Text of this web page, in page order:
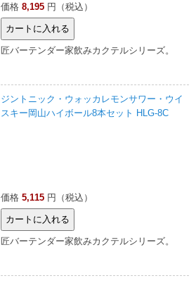
価格 8,195 円（税込）
匠バーテンダー家飲みカクテルシリーズ。
ジントニック・ウォッカレモンサワー・ウイ
スキー岡山ハイボール8本セット HLG-8C
価格 5,115 円（税込）
匠バーテンダー家飲みカクテルシリーズ。